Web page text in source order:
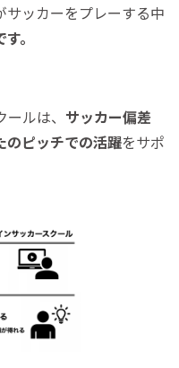
サッカーをプレーする中
。
ルは、 サッカー偏差
のピッチでの活躍をサポ